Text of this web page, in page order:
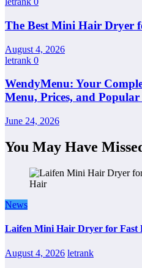
The Best Mini Hair Dryer
August 4, 2026
letrank 0
WendyMenu: Your
Menu, Prices, and Popular
June 24, 2026
You May Have
News
Laifen Mini Hair Dryer for Fast
August 4, 2026 letrank